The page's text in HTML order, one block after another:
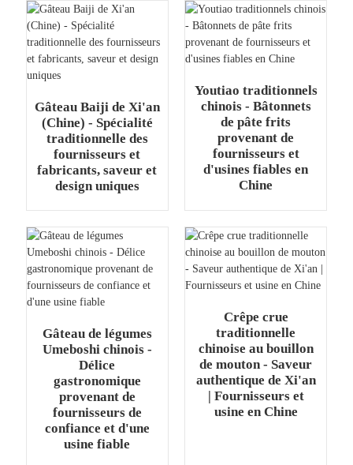
Gâteau Baiji de Xi'an
(Chine) - Spécialité
traditionnelle des
fournisseurs et
fabricants, saveur et
design uniques
Youtiao traditionnels
chinois - Bâtonnets
de pâte frits
provenant de
fournisseurs et
d'usines fiables en
Chine
Gâteau de légumes
Umeboshi chinois -
Délice
gastronomique
provenant de
fournisseurs de
confiance et d'une
usine fiable
Crêpe crue
traditionnelle
chinoise au bouillon
de mouton - Saveur
authentique de Xi'an
| Fournisseurs et
usine en Chine